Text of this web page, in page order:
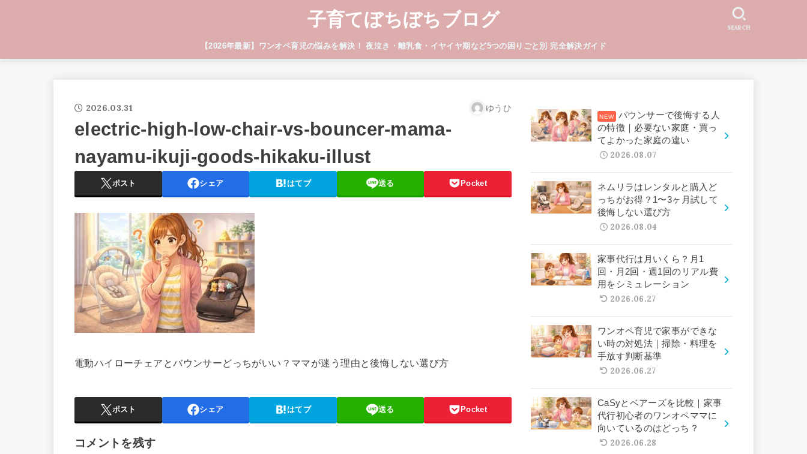
子育てぼちぼちブログ
【2026年最新】ワンオペ育児の悩みを解決！ 夜泣き・離乳食・イヤイヤ期など5つの困りごと別 完全解決ガイド
SEARCH
2026.03.31 ゆうひ
electric-high-low-chair-vs-bouncer-mama-
nayamu-ikuji-goods-hikaku-illust
ポスト シェア はてブ 送る Pocket
電動ハイローチェアとバウンサーどっちがいい？ママが迷う理由と後悔しない選び方
ポスト シェア はてブ 送る Pocket
コメントを残す
バウンサーで後悔する人
の特徴｜必要ない家庭・買っ
てよかった家庭の違い
2026.08.07
ネムリラはレンタルと購入ど
っちがお得？1〜3ヶ月試して
後悔しない選び方
2026.08.04
家事代行は月いくら？月1
回・月2回・週1回のリアル費
用をシミュレーション
2026.06.27
ワンオペ育児で家事ができな
い時の対処法｜掃除・料理を
手放す判断基準
2026.06.27
CaSyとベアーズを比較｜家事
代行初心者のワンオペママに
向いているのはどっち？
2026.06.28